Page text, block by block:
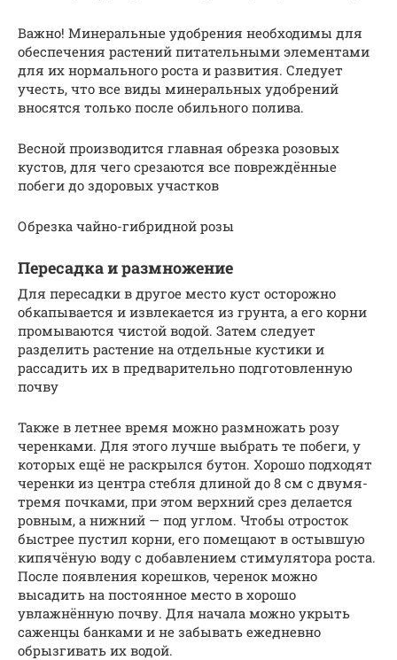
Важно! Минеральные удобрения необходимы для
обеспечения растений питательными элементами
для их нормального роста и развития. Следует
учесть, что все виды минеральных удобрений
вносятся только после обильного полива.
Весной производится главная обрезка розовых
кустов, для чего срезаются все повреждённые
побеги до здоровых участков
Обрезка чайно-гибридной розы
Пересадка и размножение
Для пересадки в другое место куст осторожно
обкапывается и извлекается из грунта, а его корни
промываются чистой водой. Затем следует
разделить растение на отдельные кустики и
рассадить их в предварительно подготовленную
почву
Также в летнее время можно размножать розу
черенками. Для этого лучше выбрать те побеги, у
которых ещё не раскрылся бутон. Хорошо подходят
черенки из центра стебля длиной до 8 см с двумя-
тремя почками, при этом верхний срез делается
ровным, а нижний — под углом. Чтобы отросток
быстрее пустил корни, его помещают в остывшую
кипячёную воду с добавлением стимулятора роста.
После появления корешков, черенок можно
высадить на постоянное место в хорошо
увлажнённую почву. Для начала можно укрыть
саженцы банками и не забывать ежедневно
обрызгивать их водой.